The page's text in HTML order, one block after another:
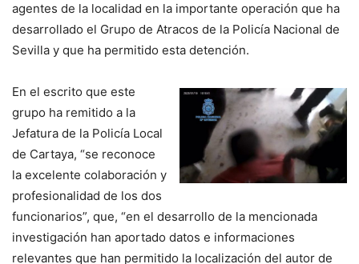
agentes de la localidad en la importante operación que ha
desarrollado el Grupo de Atracos de la Policía Nacional de
Sevilla y que ha permitido esta detención.
En el escrito que este
grupo ha remitido a la
Jefatura de la Policía Local
de Cartaya, “se reconoce
la excelente colaboración y
profesionalidad de los dos
funcionarios”, que, “en el desarrollo de la mencionada
investigación han aportado datos e informaciones
relevantes que han permitido la localización del autor de